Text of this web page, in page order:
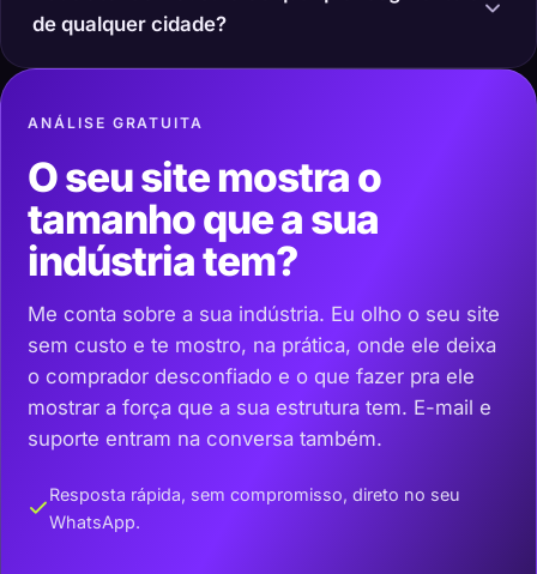
de qualquer cidade?
ANÁLISE GRATUITA
O seu site mostra o
tamanho que a sua
indústria tem?
Me conta sobre a sua indústria. Eu olho o seu site
sem custo e te mostro, na prática, onde ele deixa
o comprador desconfiado e o que fazer pra ele
mostrar a força que a sua estrutura tem. E-mail e
suporte entram na conversa também.
Resposta rápida, sem compromisso, direto no seu
WhatsApp.